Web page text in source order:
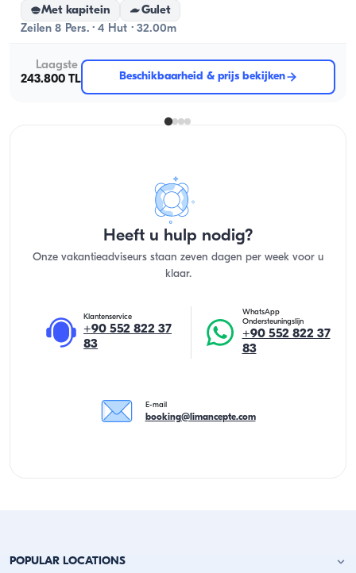
Met kapitein
Gulet
Zeilen 8 Pers. · 4 Hut · 32.00m
Laagste
243.800 TL
Beschikbaarheid & prijs bekijken
Heeft u hulp nodig?
Onze vakantieadviseurs staan zeven dagen per week voor u
klaar.
Klantenservice
+90 552 822 37
83
WhatsApp
Ondersteuningslijn
+90 552 822 37
83
E-mail
booking@limancepte.com
POPULAR LOCATIONS